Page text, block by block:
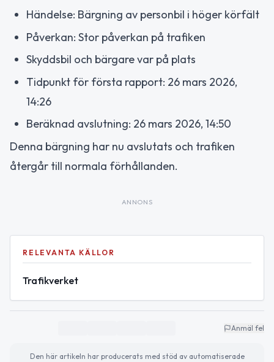
Händelse: Bärgning av personbil i höger körfält
Påverkan: Stor påverkan på trafiken
Skyddsbil och bärgare var på plats
Tidpunkt för första rapport: 26 mars 2026,
14:26
Beräknad avslutning: 26 mars 2026, 14:50
Denna bärgning har nu avslutats och trafiken
återgår till normala förhållanden.
ANNONS
RELEVANTA KÄLLOR
Trafikverket
Anmäl fel
Den här artikeln har producerats med stöd av automatiserade